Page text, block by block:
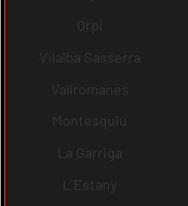
Orpí
Vilalba Sasserra
Vallromanes
Montesquiu
La Garriga
L´Estany